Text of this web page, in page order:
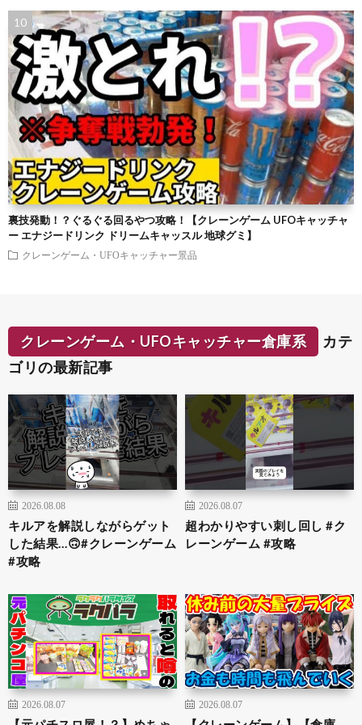
裏技発動！？ぐるぐる回るやつ攻略！【クレーンゲーム UFOキャッチャ
ー エナジードリンク ドリームキャッスル 地球グミ】
クレーンゲーム・UFOキャッチャー景品
クレーンゲーム・UFOキャッチャー倉庫系
カテ
ゴリの最新記事
2026.08.08
キルアを解説しながらゲット
した結果…🙃#クレーンゲーム
#攻略
2026.08.07
超わかりやすい刺し回し #ク
レーンゲーム #攻略
2026.08.07 2026.08.07